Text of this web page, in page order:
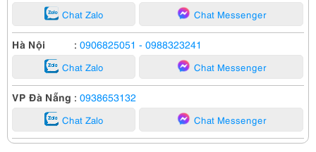
Chat Zalo Chat Messenger
Hà Nội : 0906825051 - 0988323241
Chat Zalo Chat Messenger
VP Đà Nẵng : 0938653132
Chat Zalo Chat Messenger